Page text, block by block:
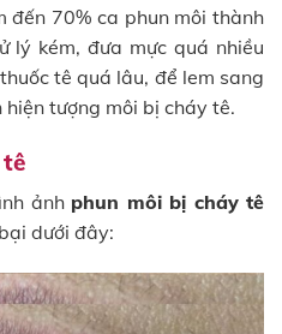
đến 70% ca phun môi thành
lý kém, đưa mực quá nhiều
tê quá lâu, để lem sang
hiện tượng môi bị cháy tê.
ảnh phun môi bị cháy tê
dưới đây: